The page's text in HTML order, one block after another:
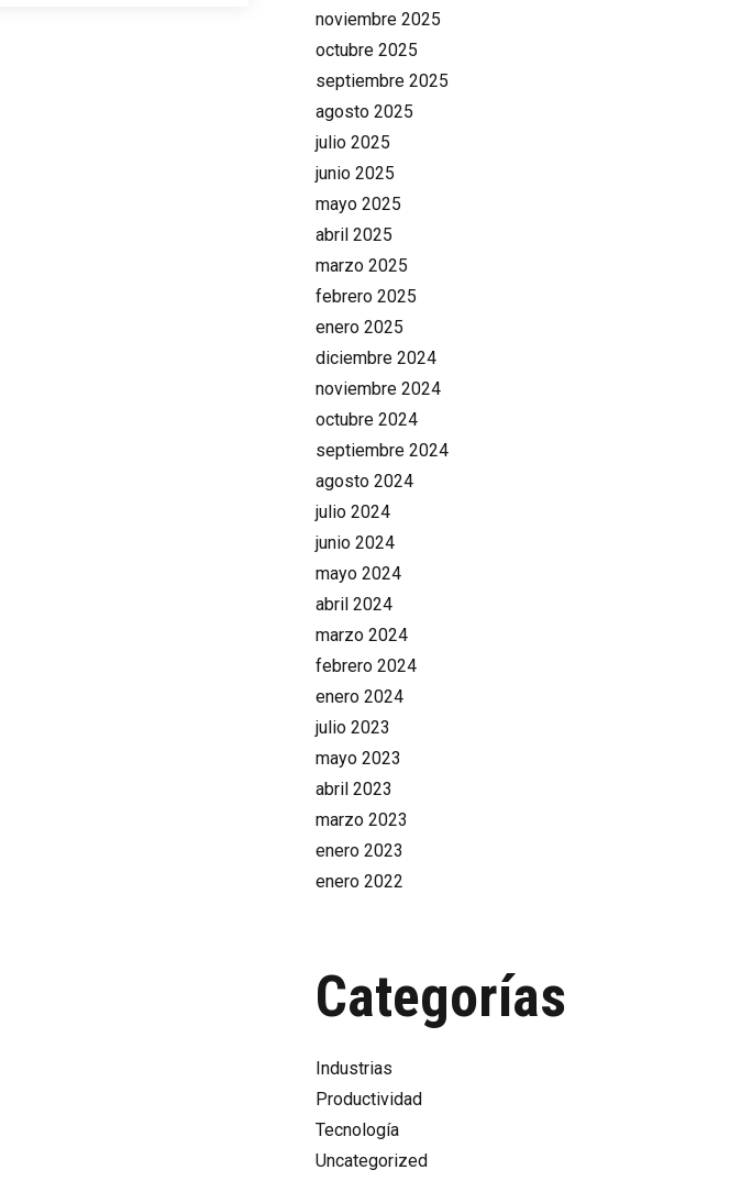
noviembre 2025
octubre 2025
septiembre 2025
agosto 2025
julio 2025
junio 2025
mayo 2025
abril 2025
marzo 2025
febrero 2025
enero 2025
diciembre 2024
noviembre 2024
octubre 2024
septiembre 2024
agosto 2024
julio 2024
junio 2024
mayo 2024
abril 2024
marzo 2024
febrero 2024
enero 2024
julio 2023
mayo 2023
abril 2023
marzo 2023
enero 2023
enero 2022
Categorías
Industrias
Productividad
Tecnología
Uncategorized